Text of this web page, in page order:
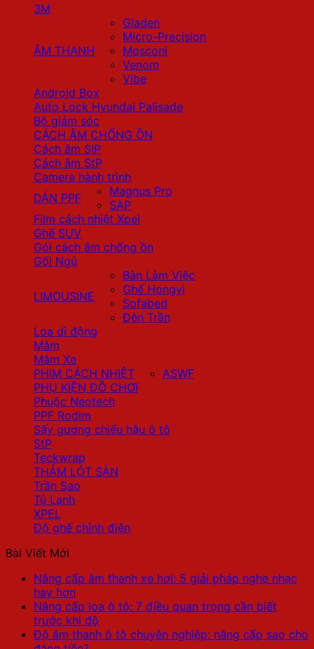
3M
ÂM THANH
Gladen
Micro-Precision
Mosconi
Venom
Vibe
Android Box
Auto Lock Hyundai Palisade
Bộ giảm sóc
CÁCH ÂM CHỐNG ỒN
Cách âm SIP
Cách âm StP
Camera hành trình
DÁN PPF
Magnus Pro
SAP
Film cách nhiệt Xpel
Ghế SUV
Gói cách âm chống ồn
Gối Ngủ
LIMOUSINE
Bàn Làm Việc
Ghế Hongyi
Sofabed
Đèn Trần
Loa di động
Mâm
Mâm Xe
PHIM CÁCH NHIỆT
ASWF
PHỤ KIỆN ĐỒ CHƠI
Phuộc Neotech
PPF Rodim
Sấy gương chiếu hậu ô tô
StP
Teckwrap
THẢM LÓT SÀN
Trần Sao
Tủ Lạnh
XPEL
Độ ghế chỉnh điện
Bài Viết Mới
Nâng cấp âm thanh xe hơi: 5 giải pháp nghe nhạc
hay hơn
Nâng cấp loa ô tô: 7 điều quan trọng cần biết
trước khi độ
Độ âm thanh ô tô chuyên nghiệp: nâng cấp sao cho